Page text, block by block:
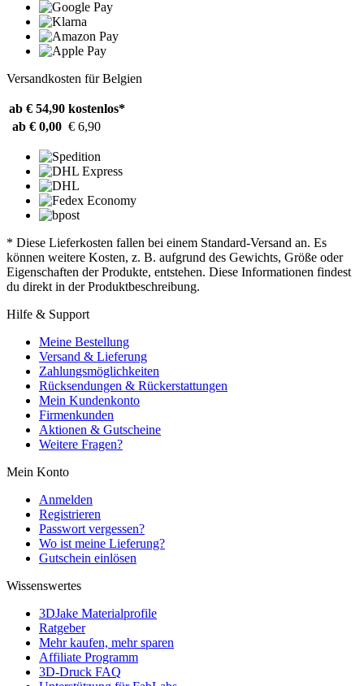
Versandkosten für Belgien
ab € 54,90 kostenlos*
ab € 0,00 € 6,90
* Diese Lieferkosten fallen bei einem Standard-Versand an. Es
können weitere Kosten, z. B. aufgrund des Gewichts, Größe oder
Eigenschaften der Produkte, entstehen. Diese Informationen findest
du direkt in der Produktbeschreibung.
Hilfe & Support
Meine Bestellung
Versand & Lieferung
Zahlungsmöglichkeiten
Rücksendungen & Rückerstattungen
Mein Kundenkonto
Firmenkunden
Aktionen & Gutscheine
Weitere Fragen?
Mein Konto
Anmelden
Registrieren
Passwort vergessen?
Wo ist meine Lieferung?
Gutschein einlösen
Wissenswertes
3DJake Materialprofile
Ratgeber
Mehr kaufen, mehr sparen
Affiliate Programm
3D-Druck FAQ